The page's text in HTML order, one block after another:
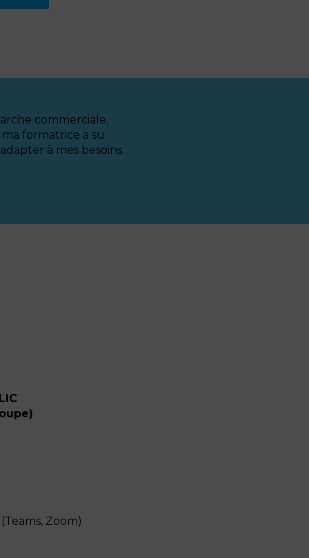
commerciale,
formatrice a su
à mes besoins.
Zoom)